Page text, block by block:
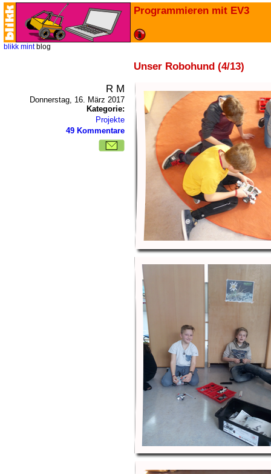
Programmieren mit EV3
blikk mint blog
Unser Robohund (4/13)
R M
Donnerstag, 16. März 2017
Kategorie:
Projekte
49 Kommentare